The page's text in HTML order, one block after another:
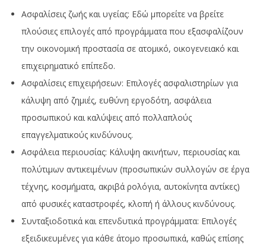
Ασφαλίσεις ζωής και υγείας: Εδώ μπορείτε να βρείτε
πλούσιες επιλογές από προγράμματα που εξασφαλίζουν
την οικονομική προστασία σε ατομικό, οικογενειακό και
επιχειρηματικό επίπεδο.
Ασφαλίσεις επιχειρήσεων: Επιλογές ασφαλιστηρίων για
κάλυψη από ζημιές, ευθύνη εργοδότη, ασφάλεια
προσωπικού και καλύψεις από πολλαπλούς
επαγγελματικούς κινδύνους.
Ασφάλεια περιουσίας: Κάλυψη ακινήτων, περιουσίας και
πολύτιμων αντικειμένων (προσωπικών συλλογών σε έργα
τέχνης, κοσμήματα, ακριβά ρολόγια, αυτοκίνητα αντίκες)
από φυσικές καταστροφές, κλοπή ή άλλους κινδύνους.
Συνταξιοδοτικά και επενδυτικά προγράμματα: Επιλογές
εξειδικευμένες για κάθε άτομο προσωπικά, καθώς επίσης